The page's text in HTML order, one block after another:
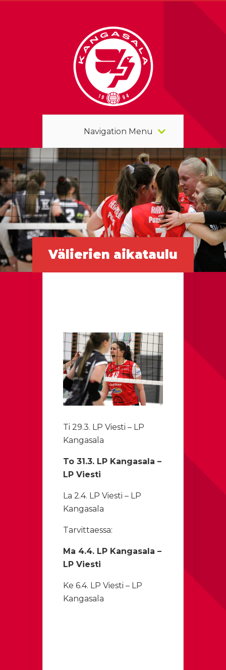
Navigation Menu
Välierien aikataulu
Ti 29.3. LP Viesti – LP
Kangasala
To 31.3. LP Kangasala –
LP Viesti
La 2.4. LP Viesti – LP
Kangasala
Tarvittaessa:
Ma 4.4. LP Kangasala –
LP Viesti
Ke 6.4. LP Viesti – LP
Kangasala